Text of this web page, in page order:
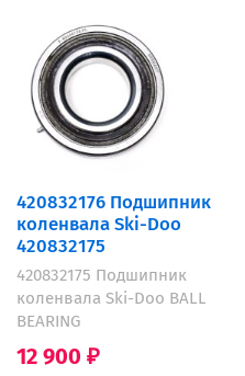
420832176 Подшипник
коленвала Ski-Doo
420832175
420832175 Подшипник
коленвала Ski-Doo BALL
BEARING
12 900 ₽